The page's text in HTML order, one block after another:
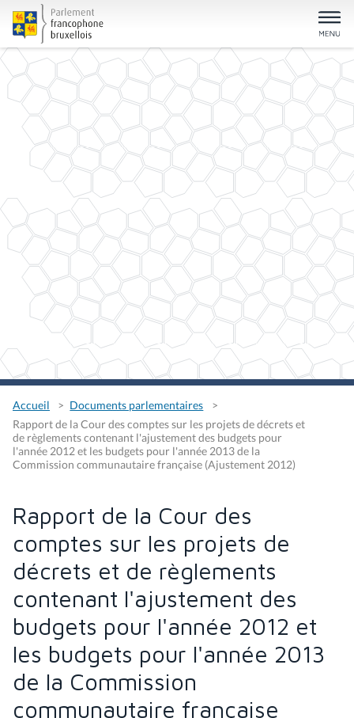
Accueil
Documents parlementaires
Rapport de la Cour des comptes sur les projets de décrets et
de règlements contenant l'ajustement des budgets pour
l'année 2012 et les budgets pour l'année 2013 de la
Commission communautaire française (Ajustement 2012)
Rapport de la Cour des
comptes sur les projets de
décrets et de règlements
contenant l'ajustement des
budgets pour l'année 2012 et
les budgets pour l'année 2013
de la Commission
communautaire française